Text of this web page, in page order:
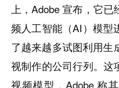
上，Adobe 宣布，它
频人工智能（AI）模型
了越来越多试图利用生
视制作的公司行列。这
视频模型，Adobe 称